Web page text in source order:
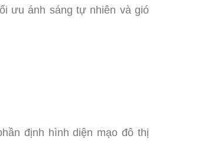
ưu ánh sáng tự nhiên và gió
định hình diện mạo đô thị